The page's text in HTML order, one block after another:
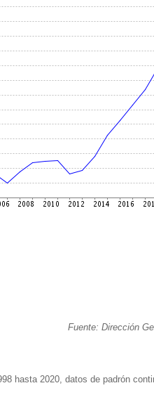
Fuente: Dirección
hasta 2020, datos de padrón